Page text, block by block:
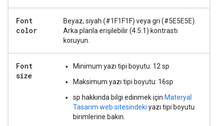
Font
color
Beyaz, siyah (#1F1F1F) veya gri (#5E5E5E).
Arka planla erişilebilir (4.5:1) kontrastı
koruyun.
Font
size
Minimum yazı tipi boyutu: 12 sp
Maksimum yazı tipi boyutu: 16sp
sp hakkında bilgi edinmek için Materyal
Tasarım web sitesindeki yazı tipi boyutu
birimlerine bakın.